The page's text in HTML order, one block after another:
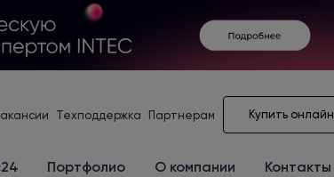
Техподдержка Партнерам Купить онлайн
Портфолио О компании Контакты